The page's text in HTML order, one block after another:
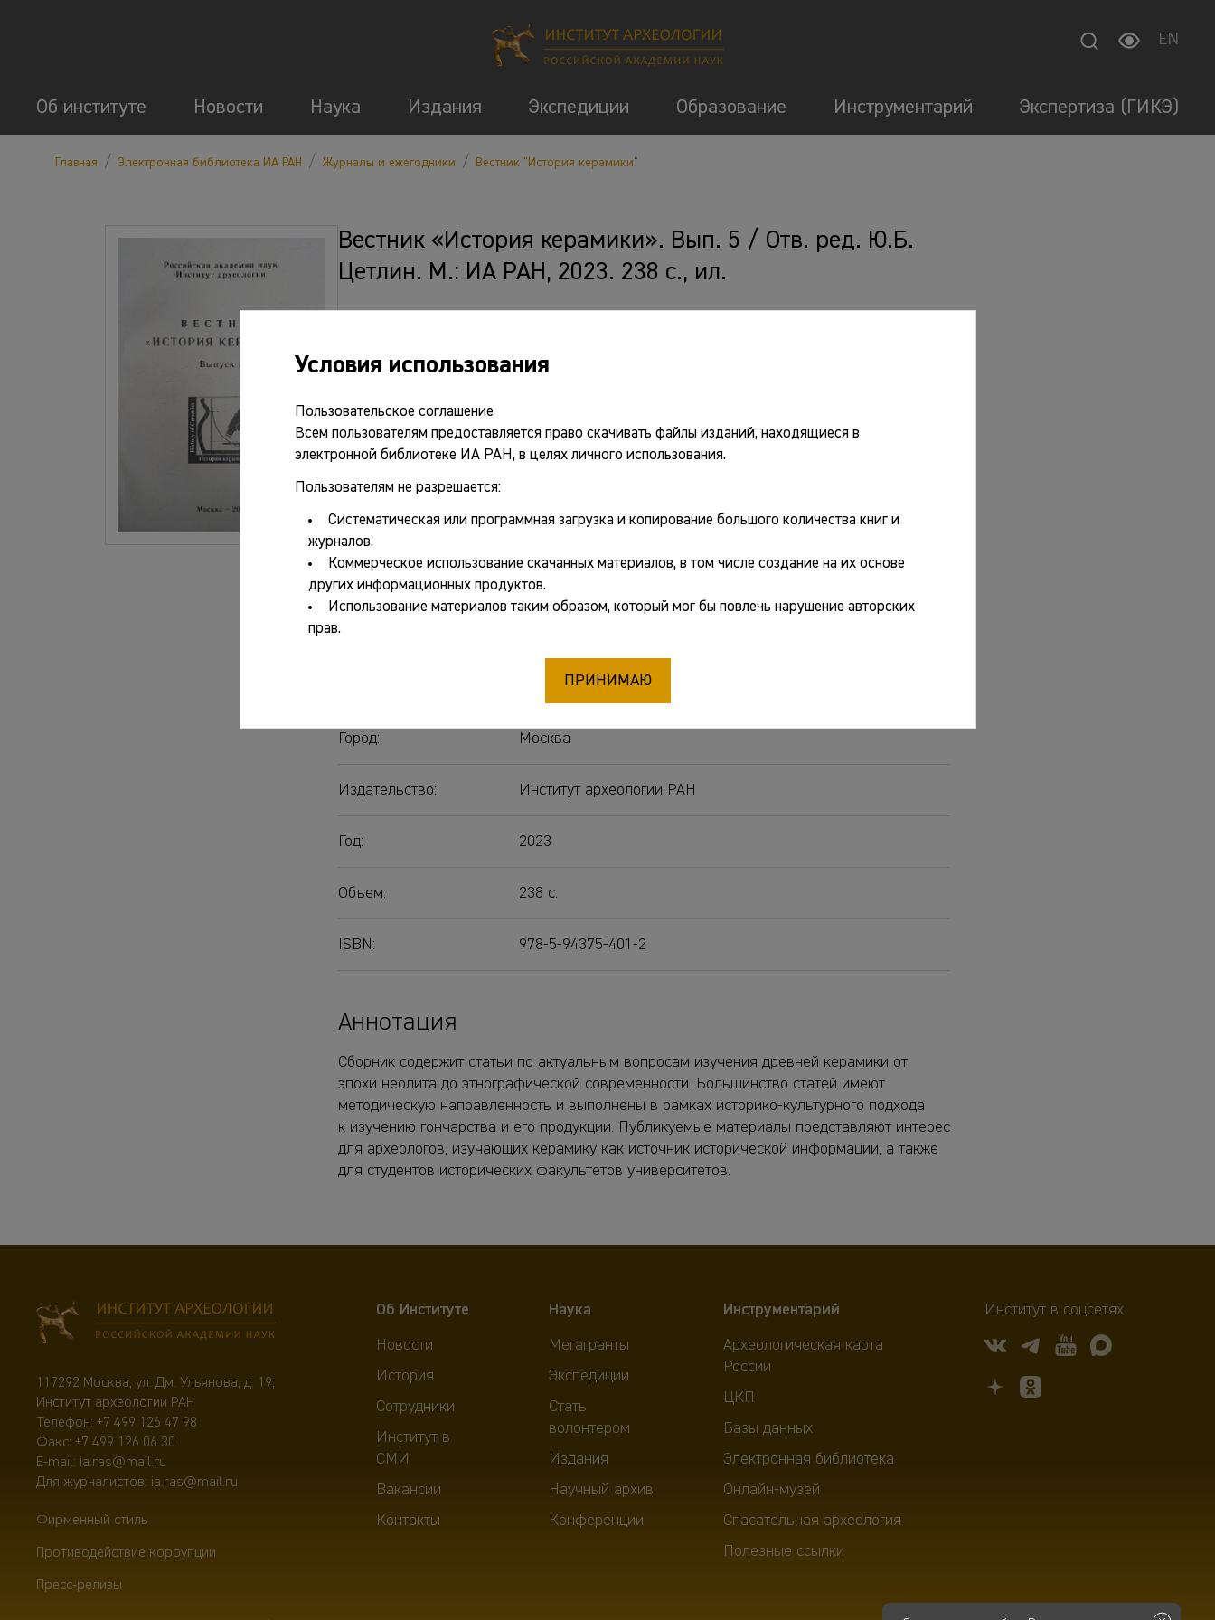
EN
Об институте Новости Наука Издания Экспедиции Образование Инструментарий Экспертиза (ГИКЭ)
Главная / Электронная библиотека ИА РАН / Журналы и ежегодники / Вестник "История керамики"
Вестник «История керамики». Вып. 5 / Отв. ред. Ю.Б.
Цетлин. М.: ИА РАН, 2023. 238 с., ил.
Основные сведения
Цетлин Юрий Борисович
Название: Вестник "История керамики". Вып. 5
Серия/журнал:
Город: Москва
Издательство: Институт археологии РАН
Год: 2023
Объем: 238 с.
ISBN: 978-5-94375-401-2
Аннотация
Сборник содержит статьи по актуальным вопросам изучения древней керамики от
эпохи неолита до этнографической современности. Большинство статей имеют
методическую направленность и выполнены в рамках историко-культурного подхода
к изучению гончарства и его продукции. Публикуемые материалы представляют интерес
для археологов, изучающих керамику как источник исторической информации, а также
для студентов исторических факультетов университетов.
117292 Москва, ул. Дм. Ульянова, д. 19,
Институт археологии РАН
Телефон: +7 499 126 47 98
Факс: +7 499 126 06 30
E-mail: ia.ras@mail.ru
Для журналистов: ia.ras@mail.ru
Фирменный стиль
Противодействие коррупции
Пресс-релизы
Об Институте
Новости
История
Сотрудники
Институт в
СМИ
Вакансии
Контакты
Наука
Мегагранты
Экспедиции
Стать
волонтером
Издания
Научный архив
Конференции
Инструментарий
Археологическая карта
России
ЦКП
Базы данных
Электронная библиотека
Онлайн-музей
Спасательная археология
Полезные ссылки
Институт в соцсетях
Условия использования
Пользовательское соглашение
Всем пользователям предоставляется право скачивать файлы изданий, находящиеся в
электронной библиотеке ИА РАН, в целях личного использования.
Пользователям не разрешается:
Систематическая или программная загрузка и копирование большого количества книг и
журналов.
Коммерческое использование скачанных материалов, в том числе создание на их основе
других информационных продуктов.
Использование материалов таким образом, который мог бы повлечь нарушение авторских
прав.
ПРИНИМАЮ